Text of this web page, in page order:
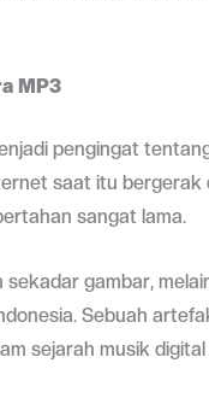
MP3
pengingat
saat itu bergerak
sangat lama.
gambar,
Sebuah
sejarah musik digital